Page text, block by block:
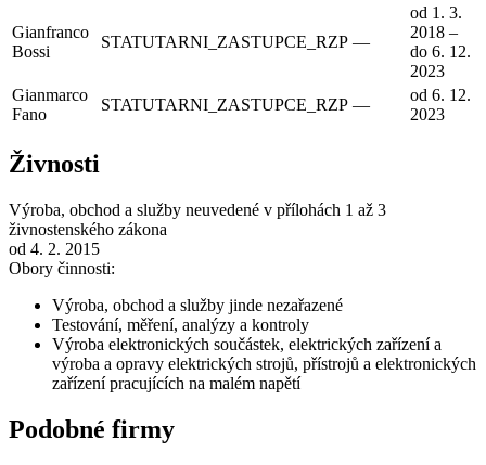
Gianfranco
Bossi
STATUTARNI_ZASTUPCE_RZP —
od 1. 3.
2018 –
do 6. 12.
2023
Gianmarco
Fano
STATUTARNI_ZASTUPCE_RZP —
od 6. 12.
2023
Živnosti
Výroba, obchod a služby neuvedené v přílohách 1 až 3
živnostenského zákona
od 4. 2. 2015
Obory činnosti:
Výroba, obchod a služby jinde nezařazené
Testování, měření, analýzy a kontroly
Výroba elektronických součástek, elektrických zařízení a
výroba a opravy elektrických strojů, přístrojů a elektronických
zařízení pracujících na malém napětí
Podobné firmy